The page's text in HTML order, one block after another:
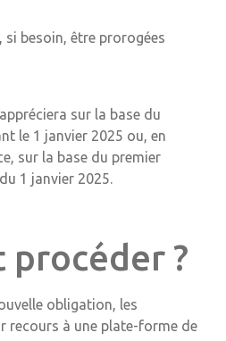
si besoin, être prorogées
sur la base du
le 1 janvier 2025 ou, en
sur la base du premier
1 janvier 2025.
procéder ?
obligation, les
recours à une plate-forme de